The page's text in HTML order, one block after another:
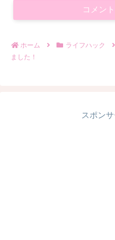
コメン
ホーム ライフハック
ました！
スポン